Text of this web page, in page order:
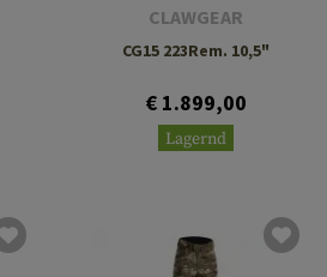
CLAWGEAR
CG15 223Rem. 10,5"
€ 1.899,00
Lagernd